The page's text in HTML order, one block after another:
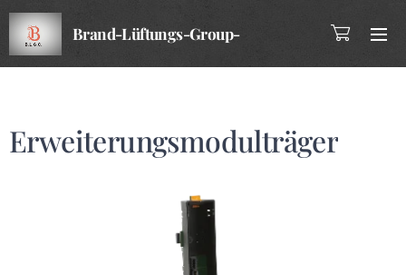
Brand-Lüftungs-Group-
Erweiterungsmodulträger